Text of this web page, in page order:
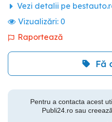
Vezi detalii pe
Vizualizări: 0
Raportează
Fă
Pentru a contacta acest
Publi24.ro sau